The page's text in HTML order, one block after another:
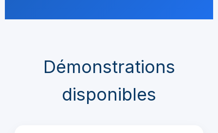
Démonstrations
disponibles